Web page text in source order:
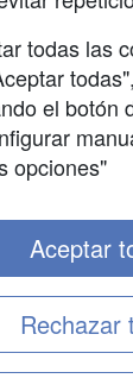
2026
62 - 28034
todas las
el botón
opciones"
Rechazar
Aceptar